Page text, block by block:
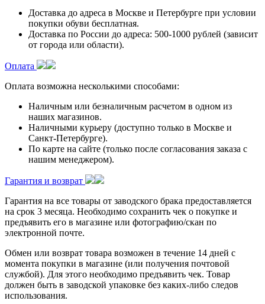
Доставка до адреса в Москве и Петербурге при условии
покупки обуви бесплатная.
Доставка по России до адреса: 500-1000 рублей (зависит
от города или области).
Оплата
Оплата возможна несколькими способами:
Наличным или безналичным расчетом в одном из
наших магазинов.
Наличными курьеру (доступно только в Москве и
Санкт-Петербурге).
По карте на сайте (только после согласования заказа с
нашим менеджером).
Гарантия и возврат
Гарантия на все товары от заводского брака предоставляется
на срок 3 месяца. Необходимо сохранить чек о покупке и
предъявить его в магазине или фотографию/скан по
электронной почте.
Обмен или возврат товара возможен в течение 14 дней с
момента покупки в магазине (или получения почтовой
службой). Для этого необходимо предъявить чек. Товар
должен быть в заводской упаковке без каких-либо следов
использования.